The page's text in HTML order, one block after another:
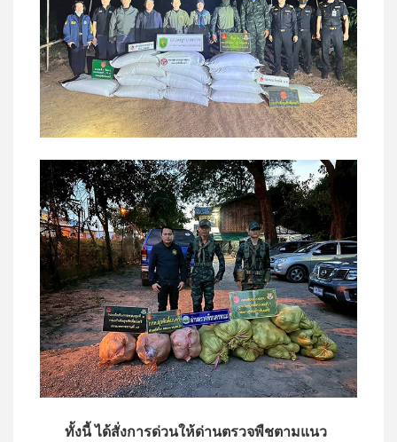
ทั้งนี้ ได้สั่งการด่วนให้ด่านตรวจพืชตามแนว